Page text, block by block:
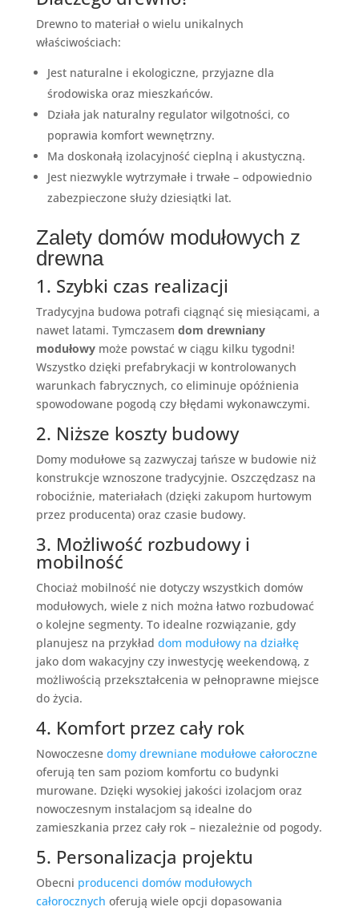
Drewno to materiał o wielu unikalnych
właściwościach:
Jest naturalne i ekologiczne, przyjazne dla
środowiska oraz mieszkańców.
Działa jak naturalny regulator wilgotności, co
poprawia komfort wewnętrzny.
Ma doskonałą izolacyjność cieplną i akustyczną.
Jest niezwykle wytrzymałe i trwałe – odpowiednio
zabezpieczone służy dziesiątki lat.
Zalety domów modułowych z
drewna
1. Szybki czas realizacji
Tradycyjna budowa potrafi ciągnąć się miesiącami, a
nawet latami. Tymczasem dom drewniany
modułowymoże powstać w ciągu kilku tygodni!
Wszystko dzięki prefabrykacji w kontrolowanych
warunkach fabrycznych, co eliminuje opóźnienia
spowodowane pogodą czy błędami wykonawczymi.
2. Niższe koszty budowy
Domy modułowe są zazwyczaj tańsze w budowie niż
konstrukcje wznoszone tradycyjnie. Oszczędzasz na
robociźnie, materiałach (dzięki zakupom hurtowym
przez producenta) oraz czasie budowy.
3. Możliwość rozbudowy i
mobilność
Chociaż mobilność nie dotyczy wszystkich domów
modułowych, wiele z nich można łatwo rozbudować
o kolejne segmenty. To idealne rozwiązanie, gdy
planujesz na przykład dom modułowy na działkę
jako dom wakacyjny czy inwestycję weekendową, z
możliwością przekształcenia w pełnoprawne miejsce
do życia.
4. Komfort przez cały rok
Nowoczesne domy drewniane modułowe całoroczne
oferują ten sam poziom komfortu co budynki
murowane. Dzięki wysokiej jakości izolacjom oraz
nowoczesnym instalacjom są idealne do
zamieszkania przez cały rok – niezależnie od pogody.
5. Personalizacja projektu
Obecni producenci domów modułowych
całorocznych oferują wiele opcji dopasowania